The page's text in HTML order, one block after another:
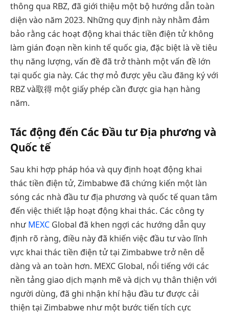
thông qua RBZ, đã giới thiệu một bộ hướng dẫn toàn
diện vào năm 2023. Những quy định này nhằm đảm
bảo rằng các hoạt động khai thác tiền điện tử không
làm gián đoạn nền kinh tế quốc gia, đặc biệt là về tiêu
thụ năng lượng, vấn đề đã trở thành một vấn đề lớn
tại quốc gia này. Các thợ mỏ được yêu cầu đăng ký với
RBZ và取得 một giấy phép cần được gia hạn hàng
năm.
Tác động đến Các Đầu tư Địa phương và
Quốc tế
Sau khi hợp pháp hóa và quy định hoạt động khai
thác tiền điện tử, Zimbabwe đã chứng kiến một làn
sóng các nhà đầu tư địa phương và quốc tế quan tâm
đến việc thiết lập hoạt động khai thác. Các công ty
nhưMEXC Global đã khen ngợi các hướng dẫn quy
định rõ ràng, điều này đã khiến việc đầu tư vào lĩnh
vực khai thác tiền điện tử tại Zimbabwe trở nên dễ
dàng và an toàn hơn. MEXC Global, nổi tiếng với các
nền tảng giao dịch mạnh mẽ và dịch vụ thân thiện với
người dùng, đã ghi nhận khí hậu đầu tư được cải
thiện tại Zimbabwe như một bước tiến tích cực